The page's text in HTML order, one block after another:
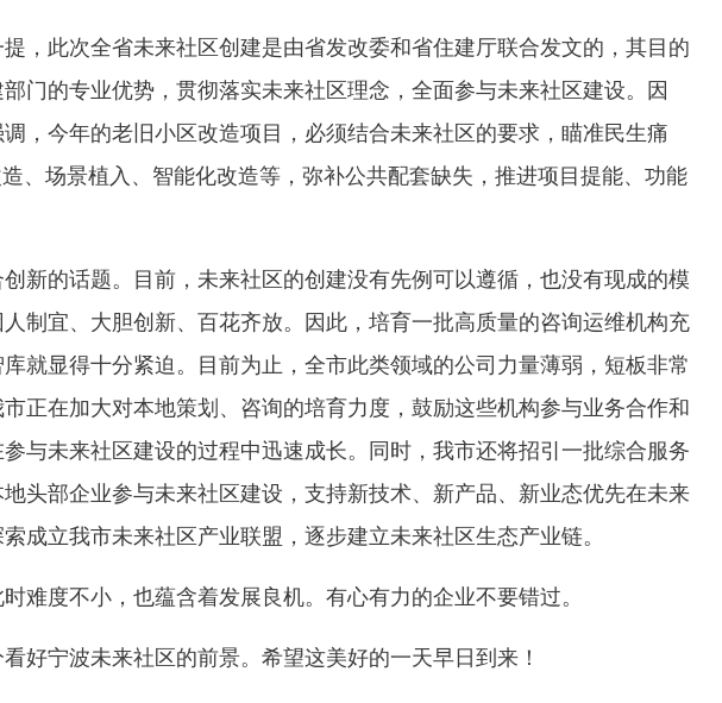
此次全省未来社区创建是由省发改委和省住建厅联合发文的，其目的
门的专业优势，贯彻落实未来社区理念，全面参与未来社区建设。因
，今年的老旧小区改造项目，必须结合未来社区的要求，瞄准民生痛
、场景植入、智能化改造等，弥补公共配套缺失，推进项目提能、功能
的话题。目前，未来社区的创建没有先例可以遵循，也没有现成的模
制宜、大胆创新、百花齐放。因此，培育一批高质量的咨询运维机构充
就显得十分紧迫。目前为止，全市此类领域的公司力量薄弱，短板非常
正在加大对本地策划、咨询的培育力度，鼓励这些机构参与业务合作和
与未来社区建设的过程中迅速成长。同时，我市还将招引一批综合服务
头部企业参与未来社区建设，支持新技术、新产品、新业态优先在未来
成立我市未来社区产业联盟，逐步建立未来社区生态产业链。
度不小，也蕴含着发展良机。有心有力的企业不要错过。
宁波未来社区的前景。希望这美好的一天早日到来！